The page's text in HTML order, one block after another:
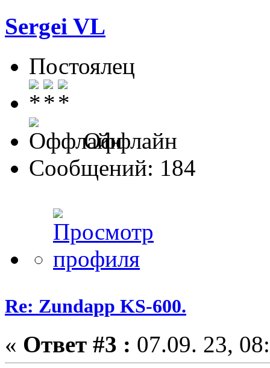
Sergei VL
Постоялец
Оффлайн
Сообщений: 184
Re: Zundapp KS-600.
« Ответ #3 : 07.09. 23,